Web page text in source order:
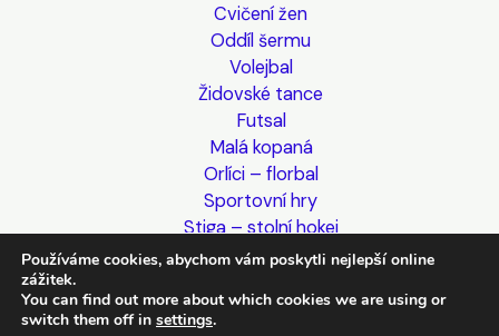
Cvičení žen
Oddíl šermu
Volejbal
Židovské tance
Futsal
Malá kopaná
Orlíci – florbal
Sportovní hry
Stiga – stolní hokej
Turistický oddíl (nejen) seniorů
Akce jiných organizací
Používáme cookies, abychom vám poskytli nejlepší online
zážitek.
You can find out more about which cookies we are using or
switch them off in settings.